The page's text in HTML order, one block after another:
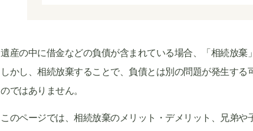
遺産の中に借金などの負債が含まれている場合、「相続放棄
しかし、相続放棄することで、負債とは別の問題が発生す
のではありません。
このページでは、相続放棄のメリット・デメリット、兄弟や